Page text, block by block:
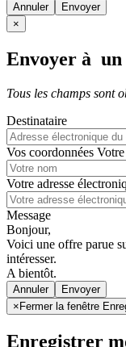
Annuler
×
Envoyer à un
Tous les champs sont
Destinataire
Vos coordonnées
Votre adresse
Message
Bonjour,
Voici une offre parue
intéresser.
A bientôt.
Annuler
× Fermer la fenêtre
Enregistrer